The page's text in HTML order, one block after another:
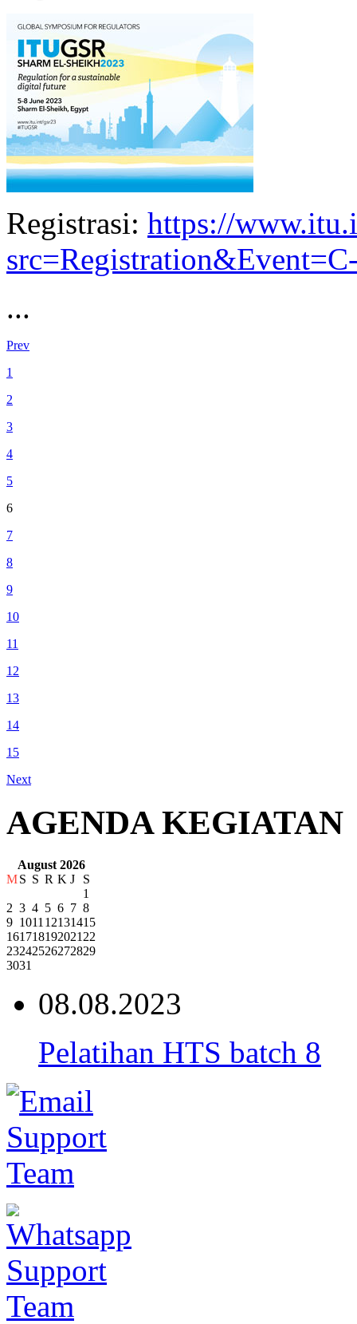
Registrasi: https://
...
Prev
1
2
3
4
5
6
7
8
9
10
11
12
13
14
15
Next
AGENDA KEGIATAN
August 2026
MS S R K J
S
1
2 3 4 5 6 7 8
9 1011 12131415
161718192021 22
23242526272829
3031
08.08.2023
Pelatihan HTS batch 8